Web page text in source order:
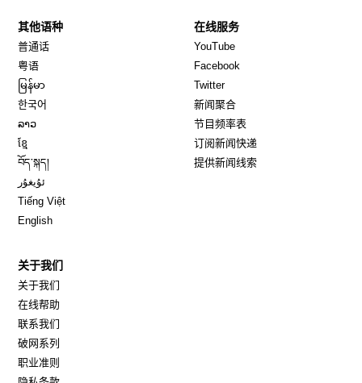
其他语种
普通话
粤语
မြန်မာ
한국어
ລາວ
ខ្មែ
བོད་སྐད།
ئۇيغۇر
Tiếng Việt
English
在线服务
YouTube
Facebook
TwitterOpens in new window
新闻聚合
节目频率表
订阅新闻快递
提供新闻线索
关于我们
关于我们
在线帮助
联系我们
破网系列
职业准则